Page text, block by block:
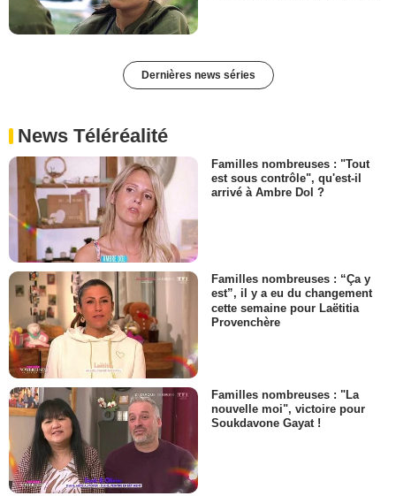
Dernières news séries
News Téléréalité
Familles nombreuses : "Tout
est sous contrôle", qu'est-il
arrivé à Ambre Dol ?
Familles nombreuses : “Ça y
est”, il y a eu du changement
cette semaine pour Laëtitia
Provenchère
Familles nombreuses : "La
nouvelle moi", victoire pour
Soukdavone Gayat !